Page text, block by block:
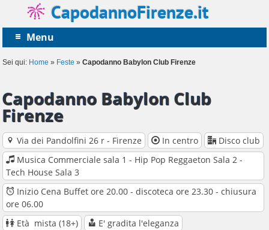
CapodannoFirenze.it
Menu
Sei qui: Home » Feste »Capodanno Babylon Club Firenze
Capodanno Babylon Club
Firenze
Via dei Pandolfini 26 r - Firenze In centro
Disco club
Musica Commerciale sala 1 - Hip Pop Reggaeton Sala 2 -
Tech House Sala 3
Inizio Cena Buffet ore 20.00 - discoteca ore 23.30 - chiusura
ore 06.00
Età mista (18+)
E' gradita l'eleganza